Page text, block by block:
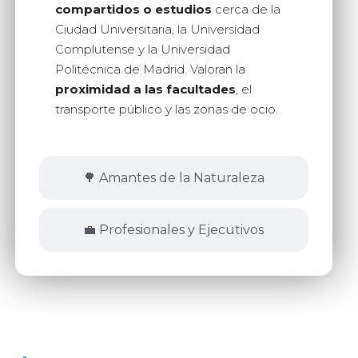
🌳 Amantes de la Naturaleza
💼 Profesionales y Ejecutivos
compartidos o estudios cerca de la
Ciudad Universitaria, la Universidad
Complutense y la Universidad
Politécnica de Madrid. Valoran la
proximidad a las facultades , el
transporte público y las zonas de ocio.